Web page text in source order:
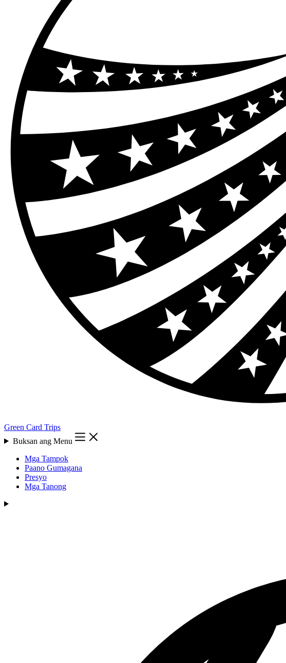
Green Card Trips
Buksan ang Menu
Mga Tampok
Paano Gumagana
Presyo
Mga Tanong